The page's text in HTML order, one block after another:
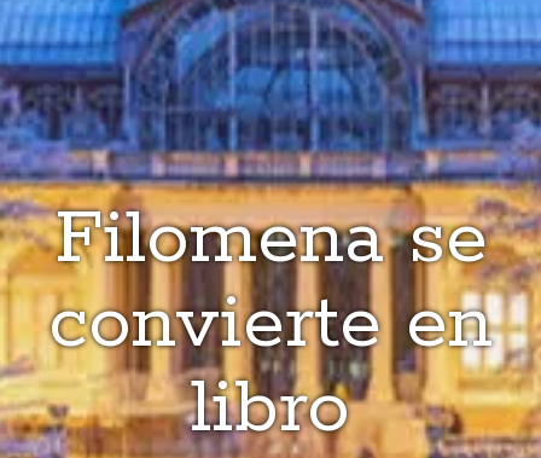
Filomena se
convierte en
libro